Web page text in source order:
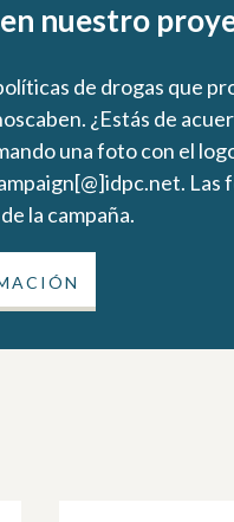
nuestro
de drogas que
¿Estás de
una foto con el
Las
la campaña.